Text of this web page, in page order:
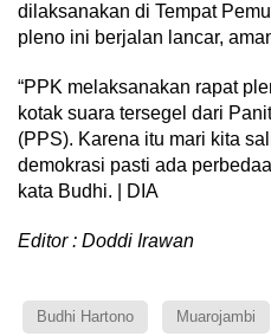
dilaksanakan di Tempat
pleno ini berjalan lancar,
“PPK melaksanakan rapat
kotak suara tersegel dari
(PPS). Karena itu mari kita
demokrasi pasti ada
kata Budhi. | DIA
Editor : Doddi Irawan
Budhi Hartono Muarojambi